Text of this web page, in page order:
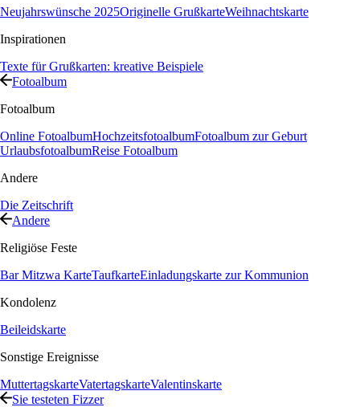
Neujahrswünsche 2025Originelle GrußkarteWeihnachtskarte
Inspirationen
Texte für Grußkarten: kreative Beispiele
Fotoalbum
Fotoalbum
Online FotoalbumHochzeitsfotoalbumFotoalbum zur Geburt
UrlaubsfotoalbumReise Fotoalbum
Andere
Die Zeitschrift
Andere
Religiöse Feste
Bar Mitzwa KarteTaufkarteEinladungskarte zur Kommunion
Kondolenz
Beileidskarte
Sonstige Ereignisse
MuttertagskarteVatertagskarteValentinskarte
Sie testeten Fizzer